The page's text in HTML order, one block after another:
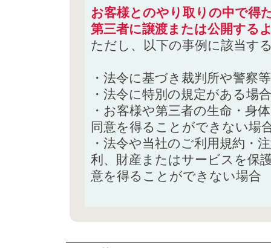
お客様とのやり取りの中で得
第三者に譲渡または公開する
ただし、以下の事例に該当す
・法令に基づき裁判所や警察
・法令に特別の規定がある場合
・お客様や第三者の生命・身
同意を得ることができない場
・法令や当社のご利用規約・
利、財産またはサービスを保
意を得ることができない場合